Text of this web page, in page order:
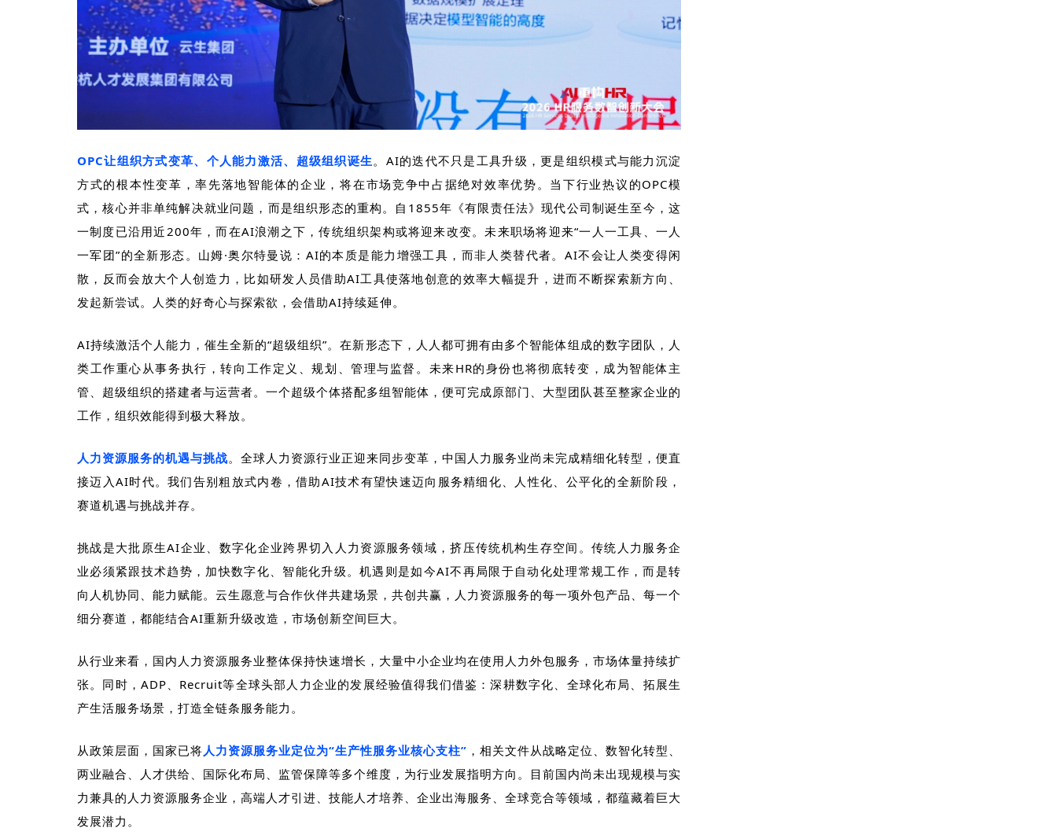
OPC让组织方式变革、个人能力激活、超级组织诞生。 AI的迭代不只是工具升级，更是组织模式与能力沉淀
方式的根本性变革，率先落地智能体的企业，将在市场竞争中占据绝对效率优势。当下行业热议的OPC模
式，核心并非单纯解决就业问题，而是组织形态的重构。自 1855年 《有限责任法》现代公司制诞生至今，这
一制度已沿用近200年，而在AI浪潮之下，传统组织架构或将迎来改变。未来职场将迎来“一人一工具、一人
一军团”的全新形态。山姆·奥尔特曼说： AI的本质是能力增强工具，而非人类替代者。 AI不会让人类变得闲
散，反而会放大个人创造力，比如研发人员借助AI工具使落地创意的效率大幅提升，进而不断探索新方向、
发起新尝试。人类的好奇心与探索欲，会借助AI持续延伸。
AI持续激活个人能力，催生全新的“超级组织”。在新形态下，人人都可拥有由多个智能体组成的数字团队，人
类工作重心从事务执行，转向工作定义、规划、管理与监督。未来HR的身份也将彻底转变，成为智能体主
管、超级组织的搭建者与运营者。一个超级个体搭配多组智能体，便可完成原部门、大型团队甚至整家企业的
工作，组织效能得到极大释放。
人力资源服务的机遇与挑战。 全球人力资源行业正迎来同步变革，中国人力服务业尚未完成精细化转型，便直
接迈入AI时代。我们告别粗放式内卷，借助AI技术有望快速迈向服务精细化、人性化、公平化的全新阶段，
赛道机遇与挑战并存。
挑战是大批原生AI企业、数字化企业跨界切入人力资源服务领域，挤压传统机构生存空间。传统人力服务企
业必须紧跟技术趋势，加快数字化、智能化升级。机遇则是如今AI不再局限于自动化处理常规工作，而是转
向人机协同、能力赋能。云生愿意与合作伙伴共建场景，共创共赢，人力资源服务的每一项外包产品、每一个
细分赛道，都能结合AI重新升级改造，市场创新空间巨大。
从行业来看，国内人力资源服务业整体保持快速增长，大量中小企业均在使用人力外包服务，市场体量持续扩
张。同时， ADP、 Recruit等全球头部人力企业的发展经验值得我们借鉴：深耕数字化、全球化布局、拓展生
产生活服务场景，打造全链条服务能力。
从政策层面，国家已将人力资源服务业定位为“生产性服务业核心支柱” ，相关文件从战略定位、数智化转型、
两业融合、人才供给、国际化布局、监管保障等多个维度，为行业发展指明方向。目前国内尚未出现规模与实
力兼具的人力资源服务企业，高端人才引进、技能人才培养、企业出海服务、全球竞合等领域，都蕴藏着巨大
发展潜力。